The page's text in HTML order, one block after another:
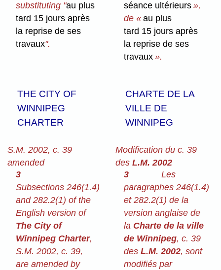
substituting "au plus
tard 15 jours après
la reprise de ses
travaux".
séance ultérieurs »,
de «au plus
tard 15 jours après
la reprise de ses
travaux ».
THE CITY OF
WINNIPEG
CHARTER
CHARTE DE LA
VILLE DE
WINNIPEG
S.M. 2002, c. 39
amended
3
Subsections 246(1.4)
and 282.2(1) of the
English version of
The City of
Winnipeg Charter,
S.M. 2002, c. 39,
are amended by
Modification du c. 39
des L.M. 2002
3
Les
paragraphes 246(1.4)
et 282.2(1) de la
version anglaise de
la Charte de la ville
de Winnipeg, c. 39
desL.M. 2002, sont
modifiés par